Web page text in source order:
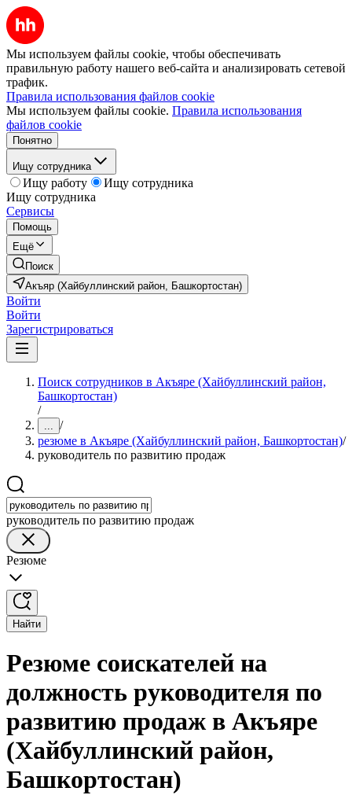
Мы используем файлы cookie, чтобы обеспечивать
правильную работу нашего веб-сайта и анализировать сетевой
трафик.
Правила использования файлов cookie
Мы используем файлы cookie. Правила использования
файлов cookie
Понятно
Ищу сотрудника
Ищу работу
Ищу сотрудника
Ищу сотрудника
Сервисы
Помощь
Ещё
Поиск
Акъяр (Хайбуллинский район, Башкортостан)
Войти
Войти
Зарегистрироваться
Поиск сотрудников в Акъяре (Хайбуллинский район,
Башкортостан)
/
... /
резюме в Акъяре (Хайбуллинский район, Башкортостан)/
руководитель по развитию продаж
руководитель по развитию продаж
Резюме
Найти
Резюме соискателей на
должность руководителя по
развитию продаж в Акъяре
(Хайбуллинский район,
Башкортостан)